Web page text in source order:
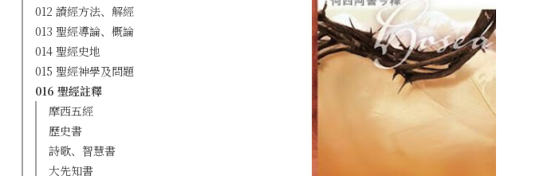
012 讀經方法、解經
013 聖經導論、概論
014 聖經史地
015 聖經神學及問題
016 聖經註釋
摩西五經
歷史書
詩歌、智慧書
大先知書